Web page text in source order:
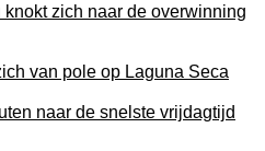
knokt zich naar de overwinning
van pole op Laguna Seca
naar de snelste vrijdagtijd